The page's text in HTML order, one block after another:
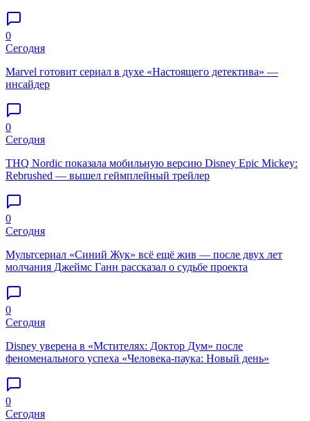
0
Сегодня
Marvel готовит сериал в духе «Настоящего детектива» —
инсайдер
0
Сегодня
THQ Nordic показала мобильную версию Disney Epic Mickey:
Rebrushed — вышел геймплейный трейлер
0
Сегодня
Мультсериал «Синий Жук» всё ещё жив — после двух лет
молчания Джеймс Ганн рассказал о судьбе проекта
0
Сегодня
Disney уверена в «Мстителях: Доктор Дум» после
феноменального успеха «Человека-паука: Новый день»
0
Сегодня